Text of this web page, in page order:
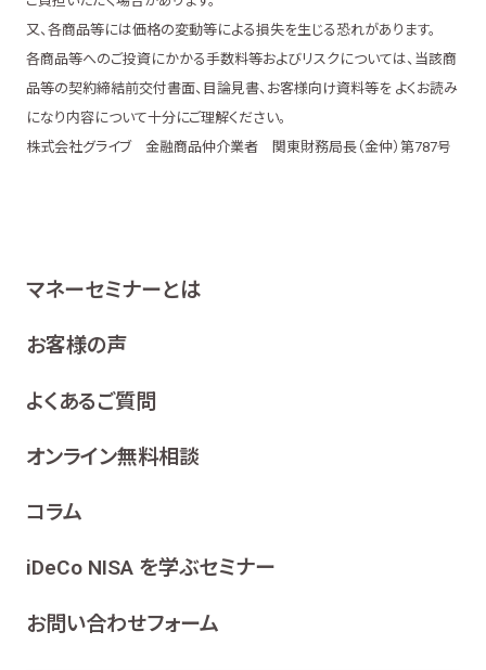
又、各商品等には価格の変動等による損失を生じる恐れがあります。
各商品等へのご投資にかかる手数料等およびリスクについては、当該商
品等の契約締結前交付書面、目論見書、お客様向け資料等を よくお読み
になり内容について十分にご理解ください。
株式会社グライブ 金融商品仲介業者 関東財務局長（金仲）第787号
マネーセミナーとは
お客様の声
よくあるご質問
オンライン無料相談
コラム
iDeCo NISA を学ぶセミナー
お問い合わせフォーム